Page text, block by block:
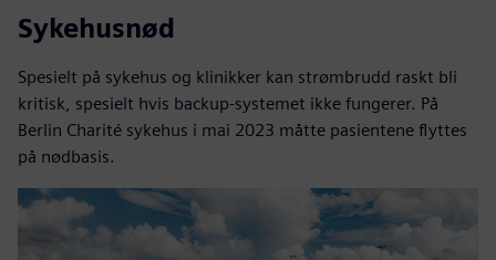
Sykehusnød
Spesielt på sykehus og klinikker kan strømbrudd raskt bli
kritisk, spesielt hvis backup-systemet ikke fungerer. På
Berlin Charité sykehus i mai 2023 måtte pasientene flyttes
på nødbasis.